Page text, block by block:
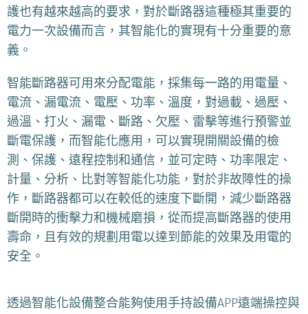
護也有越來越高的要求，對於斷路器這種極其重要的
電力一次設備而言，其智能化的實現有十分重要的意
義。
智能斷路器可用來分配電能，採集每一路的用電量、
電流、漏電流、電壓、功率、溫度，對過載、過壓、
過溫、打火、漏電、斷路、欠壓、雷擊等進行預警並
斷電保護，而智能化應用，可以實現開關設備的檢
測、保護、遠程控制和通信，並可定時、功率限定、
計量、分析、比對等智能化功能，對於非故障性的操
作，斷路器都可以在較低的速度下斷開，減少斷路器
斷開時的衝擊力和機械磨損，從而提高斷路器的使用
壽命，且有效的規劃用電以達到節能的效果及用電的
安全。
透過智能化設備整合能夠使用手持設備APP遠端操控與